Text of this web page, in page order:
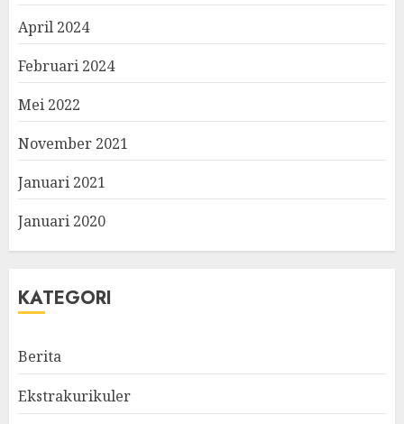
April 2024
Februari 2024
Mei 2022
November 2021
Januari 2021
Januari 2020
KATEGORI
Berita
Ekstrakurikuler